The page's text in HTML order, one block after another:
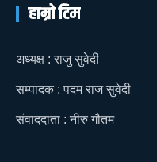
हाम्रो टिम
अध्यक्ष : राजु सुवेदी
सम्पादक : पदम राज सुवेदी
संवाददाता : नीरु गौतम